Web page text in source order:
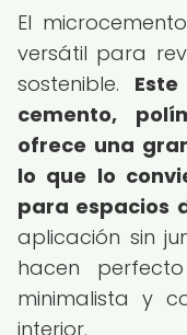
El
versátil para
sostenible.
cemento,
ofrece una
lo que lo
para espacios
aplicación sin
hacen
minimalista y
interior.